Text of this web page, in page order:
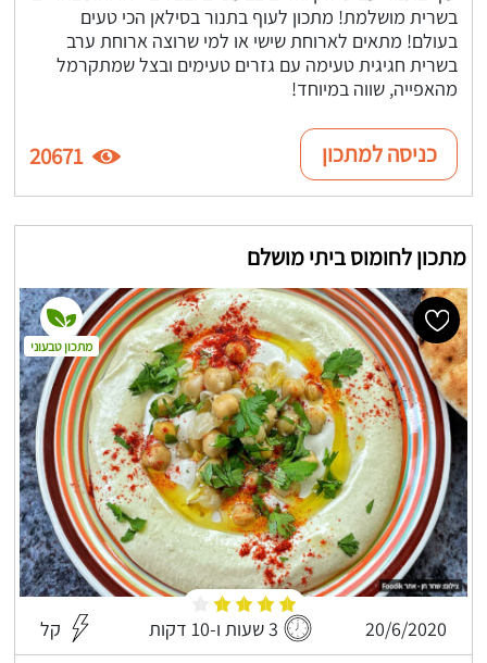
בשרית מושלמת! מתכון לעוף בתנור בסילאן הכי טעים
בעולם! מתאים לארוחת שישי או למי שרוצה ארוחת ערב
בשרית חגיגית טעימה עם גזרים טעימים ובצל שמתקרמל
מהאפייה, שווה במיוחד!
כניסה למתכון 20671
מתכון לחומוס ביתי מושלם
20/6/2020 3 שעות ו-10 דקות קל
מתכון טבעוני